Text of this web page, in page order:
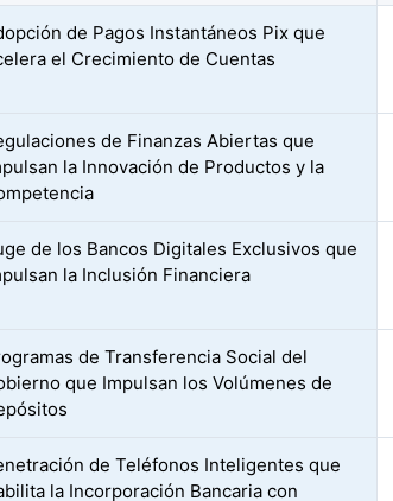
de Pagos Instantáneos Pix que
el Crecimiento de Cuentas
de Finanzas Abiertas que
la Innovación de Productos y la
de los Bancos Digitales Exclusivos que
la Inclusión Financiera
de Transferencia Social del
que Impulsan los Volúmenes de
de Teléfonos Inteligentes que
la Incorporación Bancaria con